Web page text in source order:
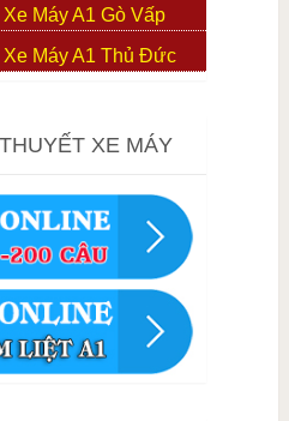
Máy A1 Gò Vấp
Máy A1 Thủ Đức
XE MÁY